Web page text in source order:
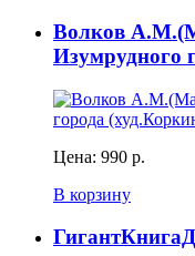
Волков
Изумрудного
Цена: 990 р.
В корзину